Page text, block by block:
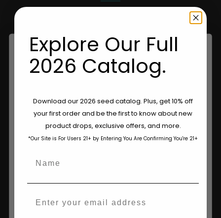
EU-Shop
Kleidung kaufen
Informationen
Feminisierte Samen
Reguläre Samen
Triploide Samen
Are You Aged 18 Or Over?
The content and products of our website is reserved for
those of legal age.Please see Terms & Conditions.
age_gapI accept cookie settings and privacy policy
By clicking AGREE & ENTER, you confirm you are 18
Explore Our Full
2026 Catalog.
Download our 2026 seed catalog. Plus, get 10% off
your first order and be the first to know about new
product drops, exclusive offers, and more.
*Our Site is For Users 21+ by Entering You Are Confirming You're 21+